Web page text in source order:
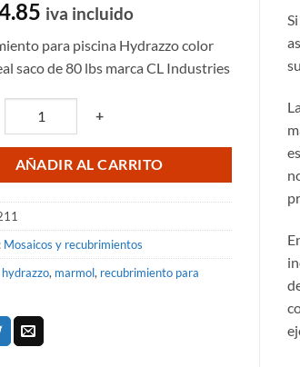
iva incluido
para piscina Hydrazzo color
saco de 80 lbs marca CL Industries
+
AÑADIR AL CARRITO
Mosaicos y recubrimientos
hydrazzo, marmol, recubrimiento para